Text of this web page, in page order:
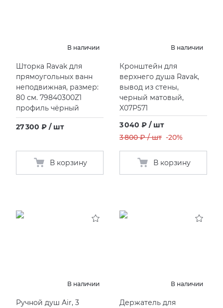
В наличии
Шторка Ravak для
прямоугольных ванн
неподвижная, размер:
80 см. 79840300Z1
профиль чёрный
27 300 ₽ / шт
В корзину
В наличии
Кронштейн для
верхнего душа Ravak,
вывод из стены,
черный матовый,
X07P571
3 040 ₽ / шт
3 800 ₽ / шт -20%
В корзину
В наличии
Ручной душ Air, 3
В наличии
Держатель для